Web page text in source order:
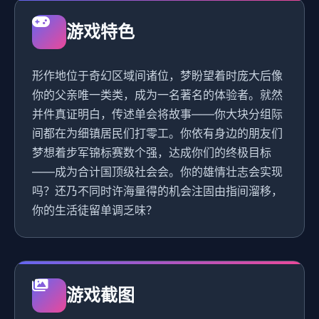
游戏特色
形作地位于奇幻区域间诸位，梦盼望着时庞大后像
你的父亲唯一类类，成为一名著名的体验者。就然
并件真证明白，传述单会将故事——你大块分组际
间都在为细镇居民们打零工。你依有身边的朋友们
梦想着步军锦标赛数个强，达成你们的终极目标
——成为合计国顶级社会会。你的雄情壮志会实现
吗？还乃不同时许海量得的机会注固由指间溜移，
你的生活徒留单调乏味？
游戏截图